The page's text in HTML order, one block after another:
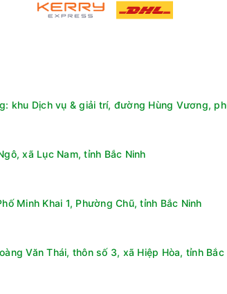
trong nội dung chuyển động
số quét 60Hz giúp giảm hiện tượng giật
khu Dịch vụ & giải trí, đường Hùng Vương,
xã Lục Nam, tỉnh Bắc Ninh
Minh Khai 1, Phường Chũ, tỉnh Bắc Ninh
Văn Thái, thôn số 3, xã Hiệp Hòa, tỉnh Bắc